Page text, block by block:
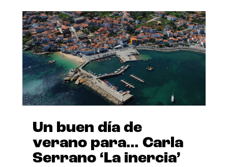
Un buen día de
verano para… Carla
Serrano ‘La inercia’